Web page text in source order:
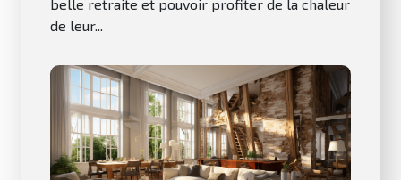
belle retraite et pouvoir profiter de la chaleur
de leur...